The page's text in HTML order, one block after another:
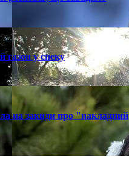
газон у спеку
на закиди про "накладний